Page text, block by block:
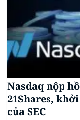
Nasdaq nộp
21Shares,
của SEC